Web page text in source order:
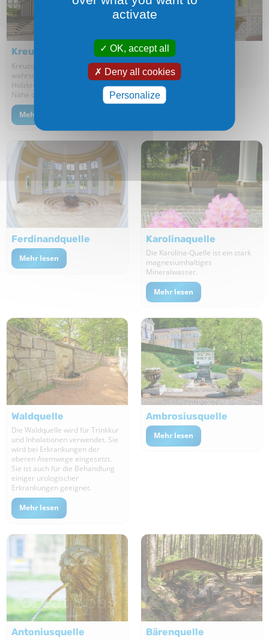
Kreuzquelle
Kreuzquelle wurde
wahrscheinlich nach einem
Holzkreuz benannt, das in der
Nähe der Quelle stand.
Mehr lesen
Rudolfquelle
Mehr lesen
Ferdinandquelle
Mehr lesen
Karolinaquelle
Die Karolina-Quelle ist ein stark
magnesiumhaltiges
Mineralwasser.
Mehr lesen
Waldquelle
Die Waldquelle wird für Trinkkur
und Inhalationen verwendet. Sie
wird bei Erkrankungen der
oberen Atemwege eingesetzt.
Sie ist auch für die Behandlung
einiger urologischer
Erkrankungen geeignet.
Mehr lesen
Ambrosiusquelle
Mehr lesen
Antoniusquelle Bärenquelle
activate
OK, accept all
Deny all cookies
Personalize